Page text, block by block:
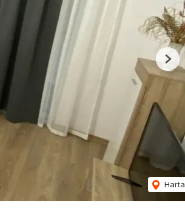
Harta
Next